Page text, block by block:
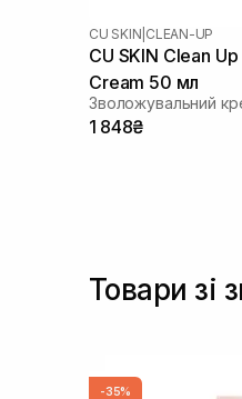
CU SKIN CLEAN-UP
CU SKIN Clean
Cream 50 мл
Зволожувальний
1 848₴
Товари зі
-35%